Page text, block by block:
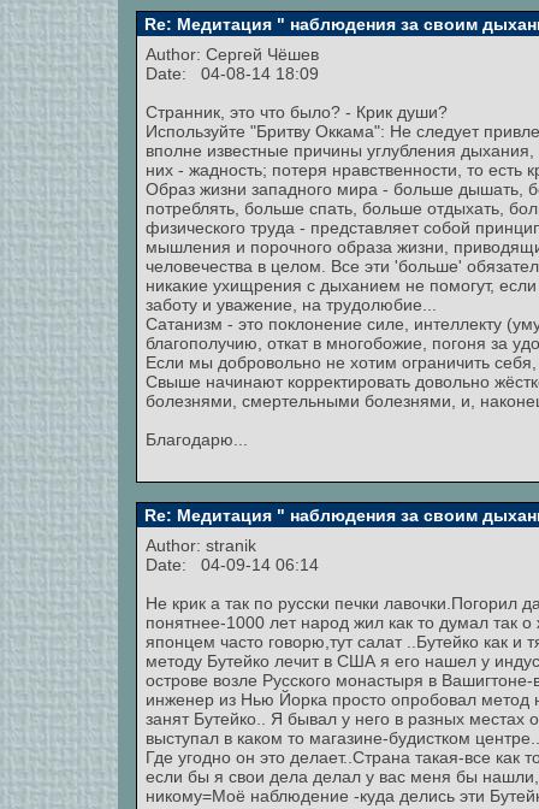
Re: Медитация " наблюдения за своим
Author: Сергей Чёшев
Date: 04-08-14 18:09
Странник, это что было? - Крик души?
Используйте "Бритву Оккама": Не следует
вполне известные причины углубления
них - жадность; потеря нравственности, то есть
Образ жизни западного мира - больше дышать,
потреблять, больше спать, больше отдыхать,
физического труда - представляет собой
мышления и порочного образа жизни,
человечества в целом. Все эти 'больше'
никакие ухищрения с дыханием не помогут,
заботу и уважение, на трудолюбие...
Сатанизм - это поклонение силе, интеллекту
благополучию, откат в многобожие, погоня за
Если мы добровольно не хотим ограничить
Свыше начинают корректировать довольно
болезнями, смертельными болезнями, и,
Благодарю...
Re: Медитация " наблюдения за своим
Author: stranik
Date: 04-09-14 06:14
Не крик а так по русски печки лавочки.Погорил
понятнее-1000 лет народ жил как то думал так
японцем часто говорю,тут салат ..Бутейко как и
методу Бутейко лечит в США я его нашел у
острове возле Русского монастыря в
инженер из Нью Йорка просто опробовал метод
занят Бутейко.. Я бывал у него в разных местах
выступал в каком то магазине-будистком центре..
Где угодно он это делает..Страна такая-все
если бы я свои дела делал у вас меня бы
никому=Моё наблюдение -куда делись эти